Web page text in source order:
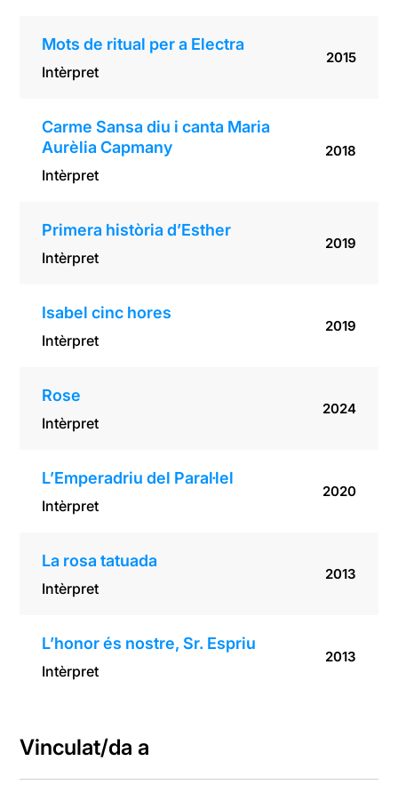
Mots de ritual per a Electra
Intèrpret
2015
Carme Sansa diu i canta Maria
Aurèlia Capmany
Intèrpret
2018
Primera història d’Esther
Intèrpret
2019
Isabel cinc hores
Intèrpret
2019
Rose
Intèrpret
2024
L’Emperadriu del Paral·lel
Intèrpret
2020
La rosa tatuada
Intèrpret
2013
L’honor és nostre, Sr. Espriu
Intèrpret
2013
Vinculat/da a